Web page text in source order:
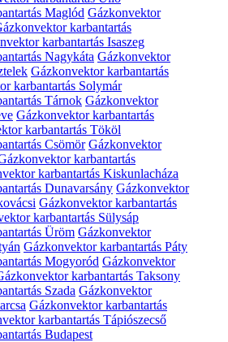
Maglód Gázkonvektor
karbantartás
karbantartás Isaszeg
Nagykáta Gázkonvektor
Gázkonvektor karbantartás
karbantartás Solymár
Tárnok Gázkonvektor
Gázkonvektor karbantartás
karbantartás Tököl
Csömör Gázkonvektor
karbantartás
karbantartás Kiskunlacháza
Dunavarsány Gázkonvektor
Gázkonvektor karbantartás
karbantartás Sülysáp
Üröm Gázkonvektor
Gázkonvektor karbantartás Páty
Mogyoród Gázkonvektor
karbantartás Taksony
Szada Gázkonvektor
Gázkonvektor karbantartás
karbantartás Tápiószecső
Budapest